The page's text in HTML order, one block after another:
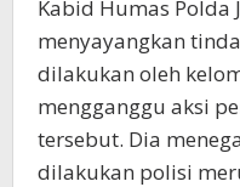
Kabid Humas Polda
menyayangkan
dilakukan oleh
mengganggu aksi
tersebut. Dia
dilakukan polisi